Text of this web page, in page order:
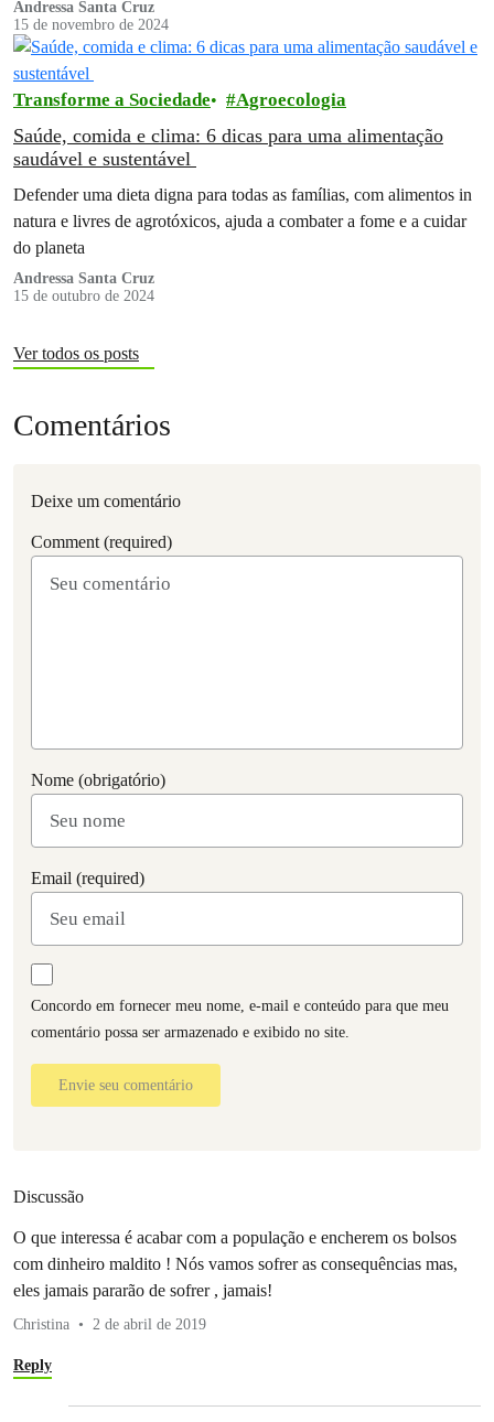
Andressa Santa Cruz
15 de novembro de 2024
Transforme a Sociedade Agroecologia
Saúde, comida e clima: 6 dicas para uma alimentação
saudável e sustentável
Defender uma dieta digna para todas as famílias, com alimentos in
natura e livres de agrotóxicos, ajuda a combater a fome e a cuidar
do planeta
Andressa Santa Cruz
15 de outubro de 2024
Ver todos os posts
Comentários
Deixe um comentário
Comment (required)
Nome (obrigatório)
Email (required)
Concordo em fornecer meu nome, e-mail e conteúdo para que meu
comentário possa ser armazenado e exibido no site.
Envie seu comentário
Discussão
O que interessa é acabar com a população e encherem os bolsos
com dinheiro maldito ! Nós vamos sofrer as consequências mas,
eles jamais pararão de sofrer , jamais!
Christina 2 de abril de 2019
Reply